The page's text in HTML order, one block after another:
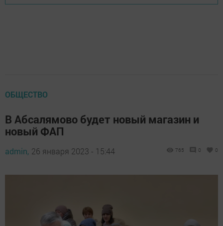
ОБЩЕСТВО
В Абсалямово будет новый магазин и
новый ФАП
admin, 26 января 2023 - 15:44 765 0 0